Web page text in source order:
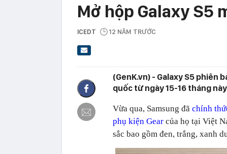
Mở hộp Galaxy S5
ICEDT 12 NĂM TRƯỚC
(GenK.vn) - Galaxy S5 phiên
quốc từ ngày 15-16 tháng
Vừa qua, Samsung đã chính
phụ kiện Gear của họ tại Việt
sắc bao gồm đen, trắng, xanh